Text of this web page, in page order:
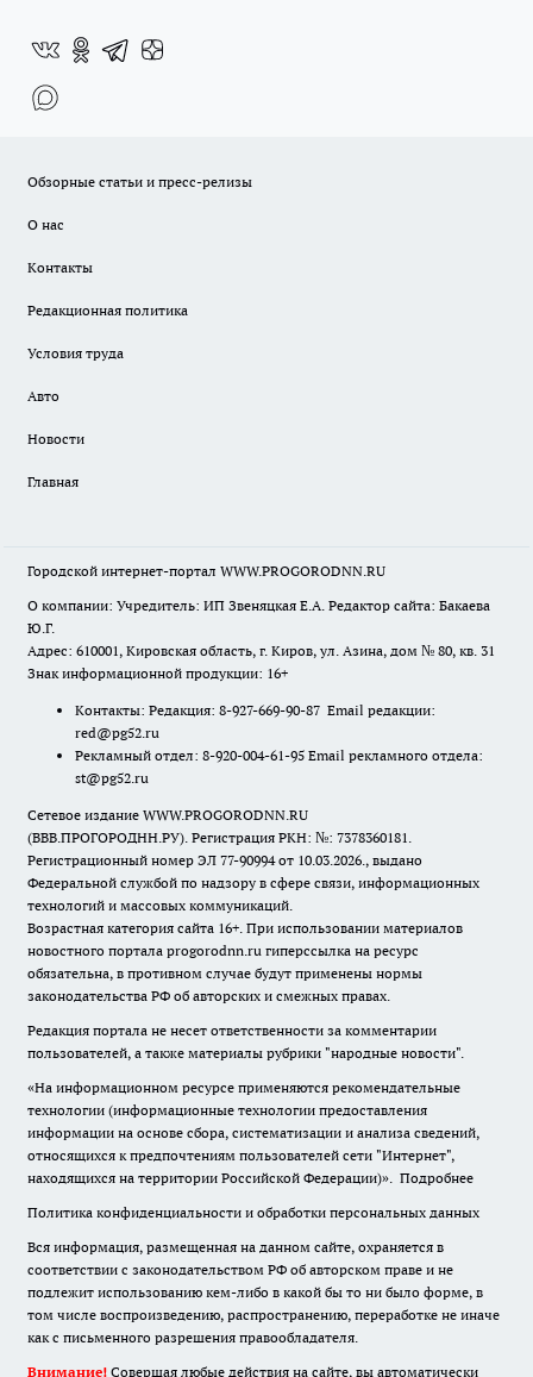
Обзорные статьи и пресс-релизы
О нас
Контакты
Редакционная политика
Условия труда
Авто
Новости
Главная
Городской интернет-портал WWW.PROGORODNN.RU
О компании: Учредитель: ИП Звеняцкая Е.А. Редактор сайта: Бакаева
Ю.Г.
Адрес: 610001, Кировская область, г. Киров, ул. Азина, дом № 80, кв. 31
Знак информационной продукции: 16+
Контакты: Редакция: 8-927-669-90-87 Email редакции:
red@pg52.ru
Рекламный отдел: 8-920-004-61-95 Email рекламного отдела:
st@pg52.ru
Сетевое издание WWW.PROGORODNN.RU
(ВВВ.ПРОГОРОДНН.РУ). Регистрация РКН: №: 7378360181.
Регистрационный номер ЭЛ 77-90994 от 10.03.2026., выдано
Федеральной службой по надзору в сфере связи, информационных
технологий и массовых коммуникаций.
Возрастная категория сайта 16+. При использовании материалов
новостного портала progorodnn.ru гиперссылка на ресурс
обязательна, в противном случае будут применены нормы
законодательства РФ об авторских и смежных правах.
Редакция портала не несет ответственности за комментарии
пользователей, а также материалы рубрики "народные новости".
«На информационном ресурсе применяются рекомендательные
технологии (информационные технологии предоставления
информации на основе сбора, систематизации и анализа сведений,
относящихся к предпочтениям пользователей сети "Интернет",
находящихся на территории Российской Федерации)». Подробнее
Политика конфиденциальности и обработки персональных данных
Вся информация, размещенная на данном сайте, охраняется в
соответствии с законодательством РФ об авторском праве и не
подлежит использованию кем-либо в какой бы то ни было форме, в
том числе воспроизведению, распространению, переработке не иначе
как с письменного разрешения правообладателя.
Внимание! Совершая любые действия на сайте, вы автоматически